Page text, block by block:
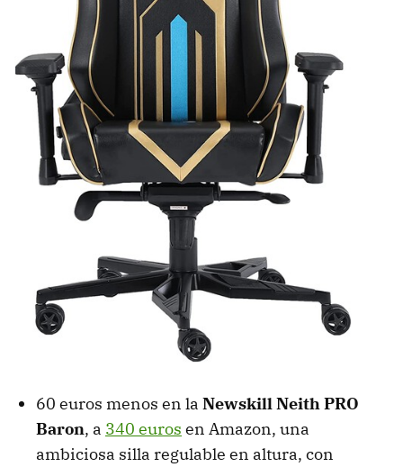
60 euros menos en la Newskill Neith PRO
Baron, a 340 euros en Amazon, una
ambiciosa silla regulable en altura, con